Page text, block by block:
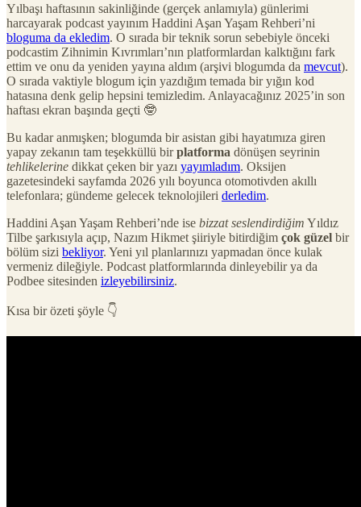
Yılbaşı haftasının sakinliğinde (gerçek anlamıyla) günlerimi
harcayarak podcast yayınım Haddini Aşan Yaşam Rehberi’ni
bloguma da ekledim. O sırada bir teknik sorun sebebiyle önceki
podcastim Zihnimin Kıvrımları’nın platformlardan kalktığını fark
ettim ve onu da yeniden yayına aldım (arşivi blogumda da mevcut).
O sırada vaktiyle blogum için yazdığım temada bir yığın kod
hatasına denk gelip hepsini temizledim. Anlayacağınız 2025’in son
haftası ekran başında geçti 🤓
Bu kadar anmışken; blogumda bir asistan gibi hayatımıza giren
yapay zekanın tam teşekküllü birplatforma dönüşen seyrinin
tehlikelerine dikkat çeken bir yazı yayımladım. Oksijen
gazetesindeki sayfamda 2026 yılı boyunca otomotivden akıllı
telefonlara; gündeme gelecek teknolojileri derledim.
Haddini Aşan Yaşam Rehberi’nde ise bizzat seslendirdiğim Yıldız
Tilbe şarkısıyla açıp, Nazım Hikmet şiiriyle bitirdiğim çok güzel bir
bölüm sizi bekliyor. Yeni yıl planlarınızı yapmadan önce kulak
vermeniz dileğiyle. Podcast platformlarında dinleyebilir ya da
Podbee sitesinden izleyebilirsiniz.
Kısa bir özeti şöyle 👇